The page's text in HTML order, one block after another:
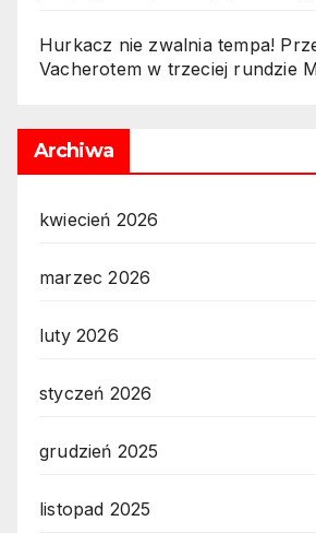
Hurkacz nie zwalnia tempa!
Vacherotem w trzeciej rundzie
Archiwa
kwiecień 2026
marzec 2026
luty 2026
styczeń 2026
grudzień 2025
listopad 2025